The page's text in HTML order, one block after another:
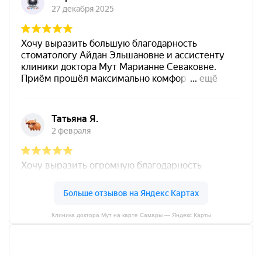
Клиника доктора Мут на карте Самары — Яндекс Карты